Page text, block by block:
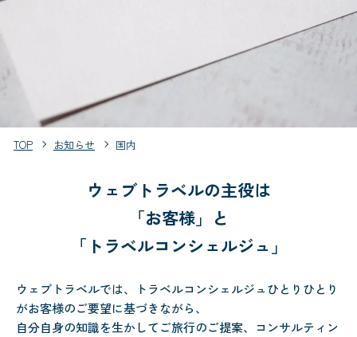
TOP お知らせ 国内
ウェブトラベルの主役は
「お客様」と
「トラベルコンシェルジュ」
ウェブトラベルでは、トラベルコンシェルジュひとりひとり
がお客様のご要望に基づきながら、
自分自身の知識を生かしてご旅行のご提案、コンサルティン